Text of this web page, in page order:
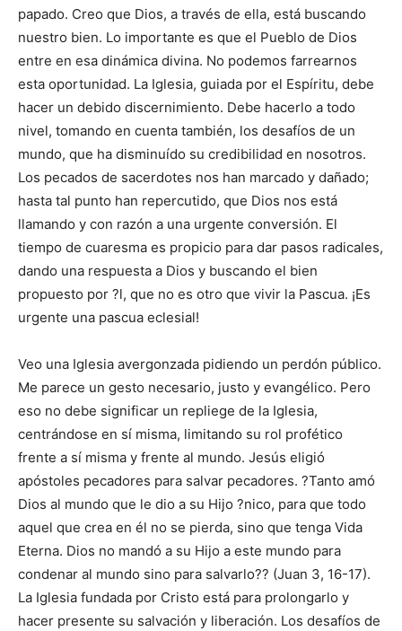
papado. Creo que Dios, a través de ella, está buscando
nuestro bien. Lo importante es que el Pueblo de Dios
entre en esa dinámica divina. No podemos farrearnos
esta oportunidad. La Iglesia, guiada por el Espíritu, debe
hacer un debido discernimiento. Debe hacerlo a todo
nivel, tomando en cuenta también, los desafíos de un
mundo, que ha disminuído su credibilidad en nosotros.
Los pecados de sacerdotes nos han marcado y dañado;
hasta tal punto han repercutido, que Dios nos está
llamando y con razón a una urgente conversión. El
tiempo de cuaresma es propicio para dar pasos radicales,
dando una respuesta a Dios y buscando el bien
propuesto por ?l, que no es otro que vivir la Pascua. ¡Es
urgente una pascua eclesial!
Veo una Iglesia avergonzada pidiendo un perdón público.
Me parece un gesto necesario, justo y evangélico. Pero
eso no debe significar un repliege de la Iglesia,
centrándose en sí misma, limitando su rol profético
frente a sí misma y frente al mundo. Jesús eligió
apóstoles pecadores para salvar pecadores. ?Tanto amó
Dios al mundo que le dio a su Hijo ?nico, para que todo
aquel que crea en él no se pierda, sino que tenga Vida
Eterna. Dios no mandó a su Hijo a este mundo para
condenar al mundo sino para salvarlo?? (Juan 3, 16-17).
La Iglesia fundada por Cristo está para prolongarlo y
hacer presente su salvación y liberación. Los desafíos de